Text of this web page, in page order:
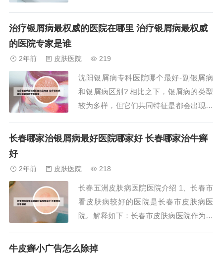
用。治疗时，每晚将手或足入药醋中浸泡
程。[功效]灭菌止痒。适用...
治疗银屑病最权威的医院在哪里 治疗银屑病最权威
的医院专家是谁
2年前 皮肤医院 219
沈阳银屑病专科医院哪个最好-副银屑病
和银屑病区别? 相比之下，银屑病的类型
较为多样，但它们共同特征是都会出现鳞
鳞屑后会出现点状出血的现象。患者在就
医疗机构时，应考虑医院的诊疗技术、医
生的临床经...
长春哪家治银屑病最好医院哪家好 长春哪家治牛癣
好
2年前 皮肤医院 218
长春五洲皮肤病医院医院介绍 1、长春市
看皮肤病较好的医院是长春市皮肤病医
院。解释如下：长春市皮肤病医院作为专
备和经验丰富的医生团队。该医院在皮肤
牛皮癣小广告怎么除掉